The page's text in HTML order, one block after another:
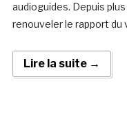
audioguides. Depuis
renouveler le rapport du
Lire la suite →